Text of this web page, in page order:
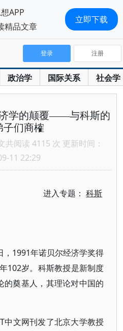
政治学 国际关系 社会学
登录 注册
学的颠覆——与科斯的
子们商榷
共阅读 4115 次 更新时间：
11 22:29
进入专题：科斯
，1991年诺贝尔经济学奖得
102岁。科斯教授是新制度
的奠基人，其理论对中国的
中文网刊发了北京大学教授
APP
精品文章
立即下载